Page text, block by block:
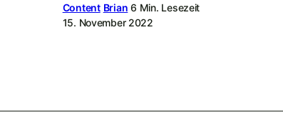
Content Brian 6 Min. Lesezeit
15. November 2022